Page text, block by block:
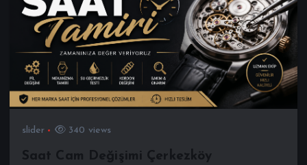
slider 340 views
Saat camı zamanla çizilebilir veya darbe sonucu kırılabilir.